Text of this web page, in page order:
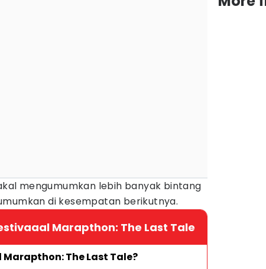
mengumumkan lebih banyak bintang
di kesempatan berikutnya.
Marapthon: The Last Tale
The Last Tale?